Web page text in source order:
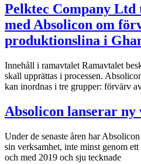
Pelktec Company
med Absolicon om
produktionslina i
Innehåll i ramavtalet Ramavtalet
skall upprättas i processen.
kan inordnas i tre grupper: förvärv
Absolicon lanserar ny
Under de senaste åren har
sin verksamhet, inte minst genom
och med 2019 och sju tecknade